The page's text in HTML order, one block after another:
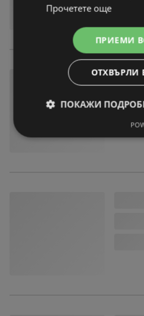
Прочетете още
ПРИЕМИ
ОТХВЪРЛИ
ПОКАЖИ